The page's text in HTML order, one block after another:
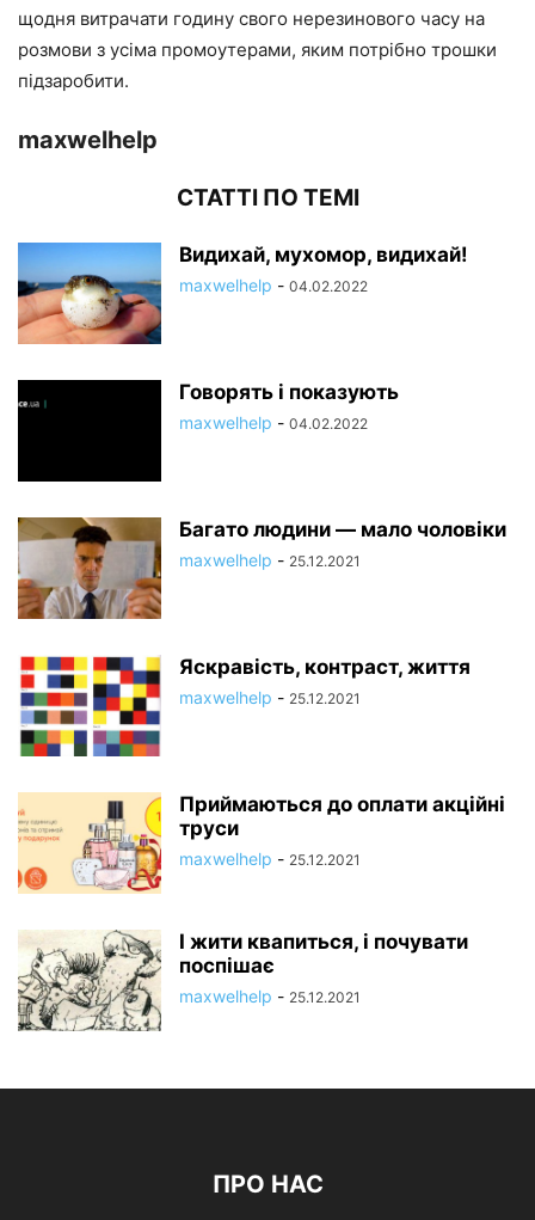
щодня витрачати годину свого нерезинового часу на
розмови з усіма промоутерами, яким потрібно трошки
підзаробити.
maxwelhelp
СТАТТІ ПО ТЕМІ
Видихай, мухомор, видихай!
maxwelhelp - 04.02.2022
Говорять і показують
maxwelhelp - 04.02.2022
Багато людини — мало чоловіки
maxwelhelp - 25.12.2021
Яскравість, контраст, життя
maxwelhelp - 25.12.2021
Приймаються до оплати акційні
труси
maxwelhelp - 25.12.2021
І жити квапиться, і почувати
поспішає
maxwelhelp - 25.12.2021
ПРО НАС